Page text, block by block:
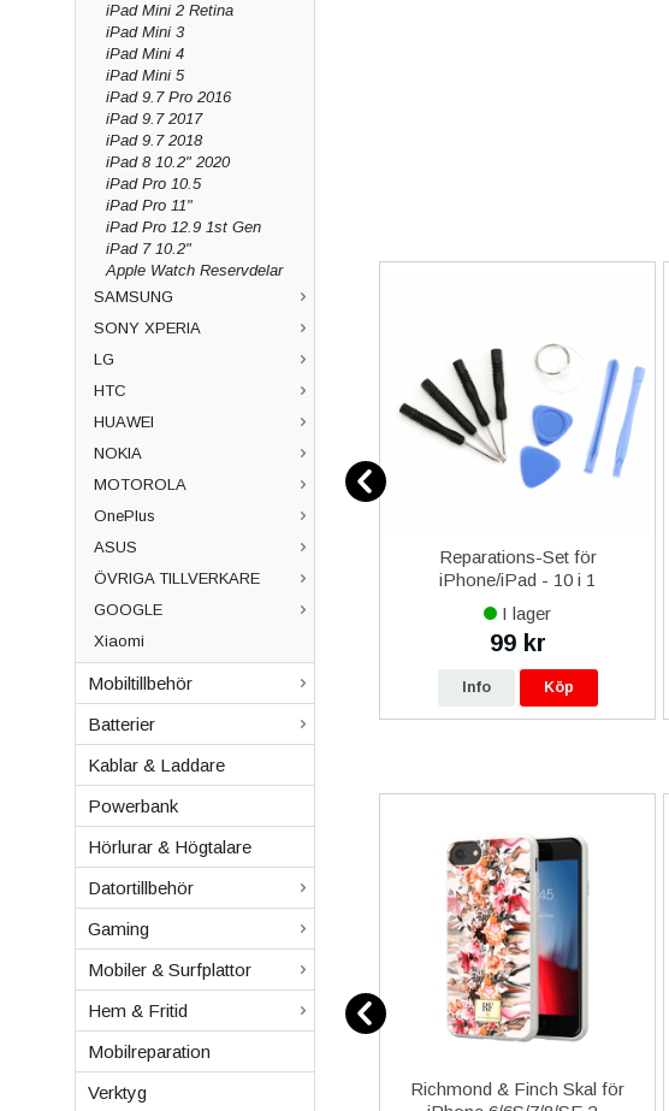
iPad Mini 2 Retina
iPad Mini 3
iPad Mini 4
iPad Mini 5
iPad 9.7 Pro 2016
iPad 9.7 2017
iPad 9.7 2018
iPad 8 10.2" 2020
iPad Pro 10.5
iPad Pro 11"
iPad Pro 12.9 1st Gen
iPad 7 10.2"
Apple Watch Reservdelar
SAMSUNG
SONY XPERIA
LG
HTC
HUAWEI
NOKIA
MOTOROLA
OnePlus
ASUS
ÖVRIGA TILLVERKARE
GOOGLE
Xiaomi
Mobiltillbehör
Batterier
Kablar & Laddare
Powerbank
Hörlurar & Högtalare
Datortillbehör
Gaming
Mobiler & Surfplattor
Hem & Fritid
Mobilreparation
Verktyg
Samsung Galaxy A52S/A52
Batteri OEM i Högsta Kvalitet
Info
Reparations-Set för
iPhone/iPad - 10 i 1
I lager
99 kr
Info Köp
iPhone 13 Mini Självhäftande
Richmond & Finch Skal för